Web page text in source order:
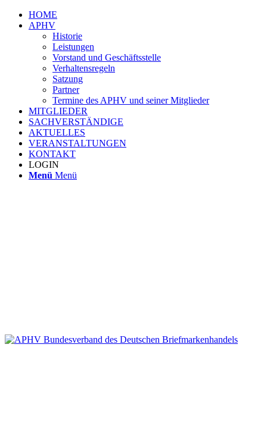
HOME
APHV
Historie
Leistungen
Vorstand und Geschäftsstelle
Verhaltensregeln
Satzung
Partner
Termine des APHV und seiner Mitglieder
MITGLIEDER
SACHVERSTÄNDIGE
AKTUELLES
VERANSTALTUNGEN
KONTAKT
LOGIN
Menü Menü